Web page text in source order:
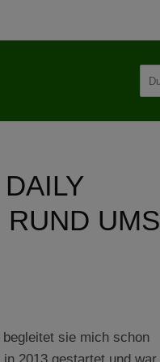
RUND UMS
sie mich schon